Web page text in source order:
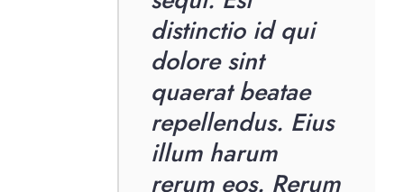
distinctio id qui
dolore sint
quaerat beatae
repellendus. Eius
illum harum
rerum eos. Rerum